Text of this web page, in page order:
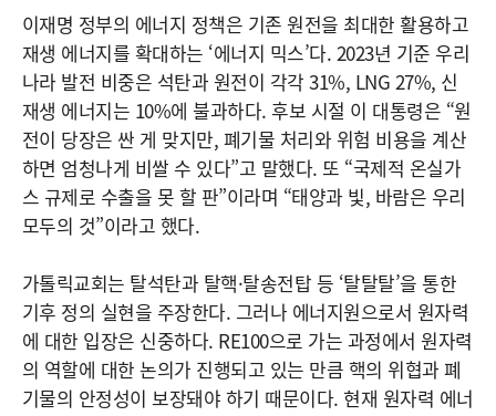
이재명 정부의 에너지 정책은 기존 원전을 최대한 활용하고
재생 에너지를 확대하는 ‘에너지 믹스’다. 2023년 기준 우리
나라 발전 비중은 석탄과 원전이 각각 31%, LNG 27%, 신
재생 에너지는 10%에 불과하다. 후보 시절 이 대통령은 “원
전이 당장은 싼 게 맞지만, 폐기물 처리와 위험 비용을 계산
하면 엄청나게 비쌀 수 있다”고 말했다. 또 “국제적 온실가
스 규제로 수출을 못 할 판”이라며 “태양과 빛, 바람은 우리
모두의 것”이라고 했다.
가톨릭교회는 탈석탄과 탈핵·탈송전탑 등 ‘탈탈탈’을 통한
기후 정의 실현을 주장한다. 그러나 에너지원으로서 원자력
에 대한 입장은 신중하다. RE100으로 가는 과정에서 원자력
의 역할에 대한 논의가 진행되고 있는 만큼 핵의 위협과 폐
기물의 안정성이 보장돼야 하기 때문이다. 현재 원자력 에너